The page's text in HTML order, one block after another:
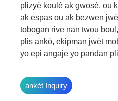
plizyè koulè ak gwosè, ou
ak espas ou ak bezwen
tobogan rive nan twou
plis ankò, ekipman jwèt
yo epi angaje yo pandan
ankèt Inquiry